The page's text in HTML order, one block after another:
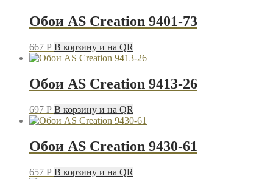
Обои AS Creation 9401-73
667 P В корзину и на QR
Обои AS Creation 9413-26
697 P В корзину и на QR
Обои AS Creation 9430-61
657 P В корзину и на QR